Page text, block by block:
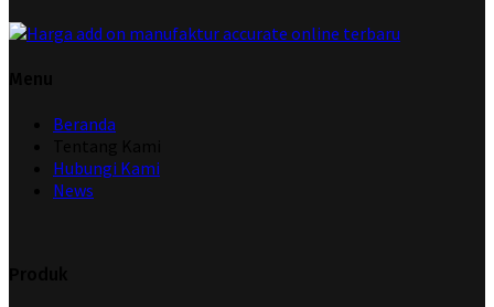
Beranda
Hubungi Kami
News